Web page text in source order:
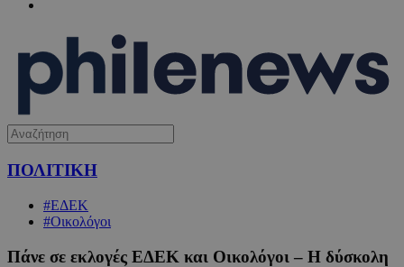
ΠΟΛΙΤΙΚΗ
#ΕΔΕΚ
#Οικολόγοι
Πάνε σε εκλογές ΕΔΕΚ και Οικολόγοι – Η δύσκολη